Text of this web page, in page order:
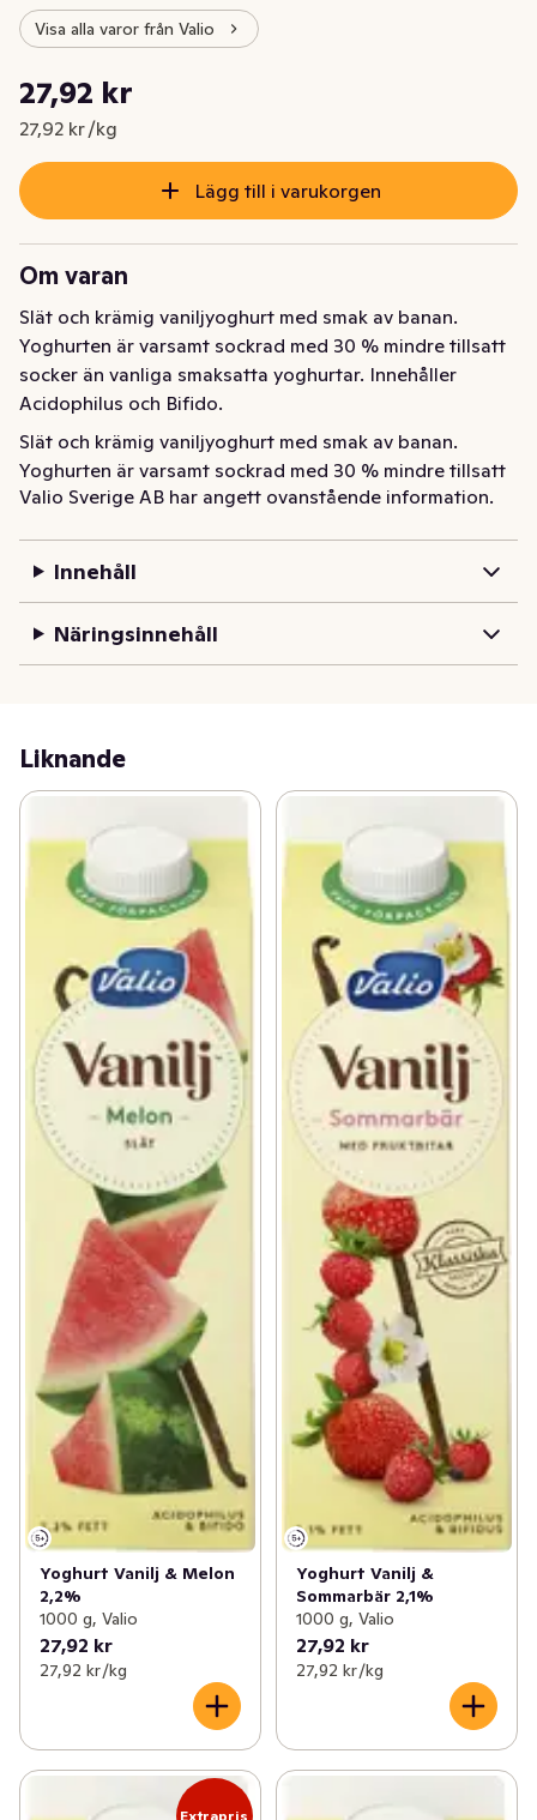
Visa alla varor från Valio
Nuvarande pris är: 27,92 kr
27,92 kr
27,92 kr /kg
Styckpris: 27,92 kr /kg
Lägg till i varukorgen
Om varan
Slät och krämig vaniljyoghurt med smak av banan.
Yoghurten är varsamt sockrad med 30 % mindre tillsatt
socker än vanliga smaksatta yoghurtar. Innehåller
Acidophilus och Bifido.
Slät och krämig vaniljyoghurt med smak av banan.
Yoghurten är varsamt sockrad med 30 % mindre tillsatt
socker än vanliga smaksatta yoghurtar. Innehåller
Valio Sverige AB har angett ovanstående information.
Innehåll
Näringsinnehåll
Liknande
Yoghurt Vanilj & Melon
2,2%
1000 g, Valio
27,92 kr
27,92 kr /kg
Yoghurt Vanilj &
Sommarbär 2,1%
1000 g, Valio
27,92 kr
27,92 kr /kg
Extrapris